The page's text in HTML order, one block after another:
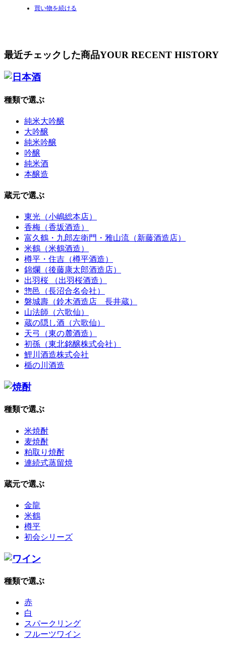
買い物を続ける
最近チェックした商品YOUR RECENT HISTORY
種類で選ぶ
純米大吟醸
大吟醸
純米吟醸
吟醸
純米酒
本醸造
蔵元で選ぶ
東光（小嶋総本店）
香梅（香坂酒造）
富久鶴・九郎左衛門・雅山流（新藤酒造店）
米鶴（米鶴酒造）
樽平・住吉（樽平酒造）
錦爛（後藤康太郎酒造店）
出羽桜 （出羽桜酒造）
惣邑（長沼合名会社）
磐城壽（鈴木酒造店 長井蔵）
山法師（六歌仙）
蔵の隠し酒（六歌仙）
天弓（東の麓酒造）
初孫（東北銘醸株式会社）
鯉川酒造株式会社
楯の川酒造
種類で選ぶ
米焼酎
麦焼酎
粕取り焼酎
連続式蒸留焼
蔵元で選ぶ
金龍
米鶴
樽平
初会シリーズ
種類で選ぶ
赤
白
スパークリング
フルーツワイン